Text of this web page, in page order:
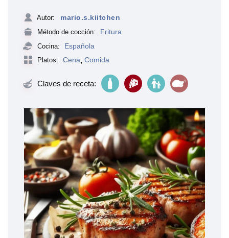
Autor: mario.s.kiitchen
Método de cocción: Fritura
Cocina: Española
Platos: Cena, Comida
Claves de receta: